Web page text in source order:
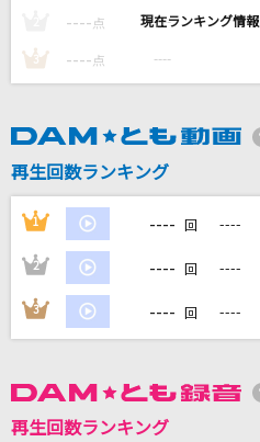
モス(ビデオクリップバー
DAMの新曲・ラ
DAMに会員登録
カラオケをもっ
---- 点 ----
3 ---- 点 ----
再生回数ランキング
1 ---- 回 ----
2 ---- 回 ----
3 ---- 回 ----
再生回数ランキング